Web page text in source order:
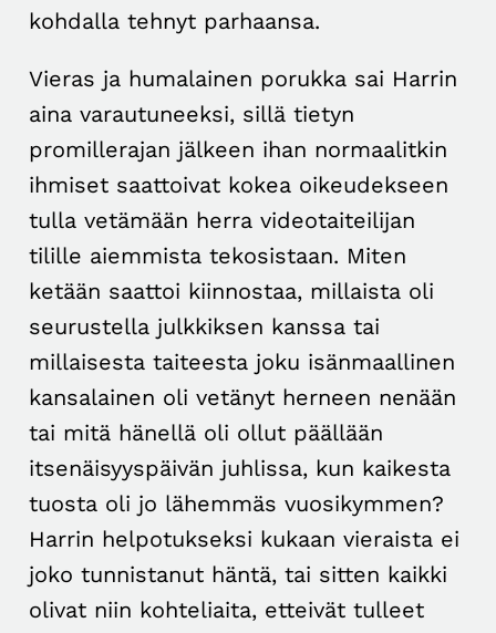
kohdalla tehnyt parhaansa.
Vieras ja humalainen porukka sai Harrin
aina varautuneeksi, sillä tietyn
promillerajan jälkeen ihan normaalitkin
ihmiset saattoivat kokea oikeudekseen
tulla vetämään herra videotaiteilijan
tilille aiemmista tekosistaan. Miten
ketään saattoi kiinnostaa, millaista oli
seurustella julkkiksen kanssa tai
millaisesta taiteesta joku isänmaallinen
kansalainen oli vetänyt herneen nenään
tai mitä hänellä oli ollut päällään
itsenäisyyspäivän juhlissa, kun kaikesta
tuosta oli jo lähemmäs vuosikymmen?
Harrin helpotukseksi kukaan vieraista ei
joko tunnistanut häntä, tai sitten kaikki
olivat niin kohteliaita, etteivät tulleet